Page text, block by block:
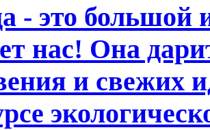
- это большой
нас! Она
и свежих